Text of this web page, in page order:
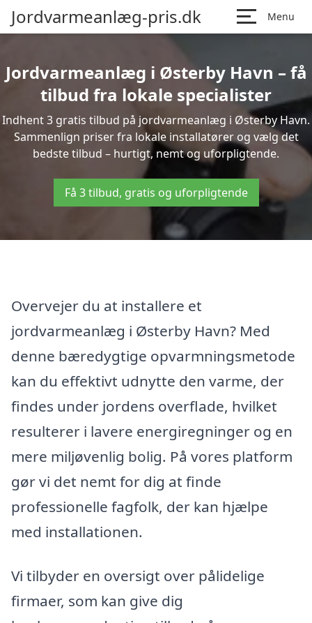
Jordvarmeanlæg-pris.dk Menu
Jordvarmeanlæg i Østerby Havn – få
tilbud fra lokale specialister
Indhent 3 gratis tilbud på jordvarmeanlæg i Østerby Havn.
Sammenlign priser fra lokale installatører og vælg det
bedste tilbud – hurtigt, nemt og uforpligtende.
Få 3 tilbud, gratis og uforpligtende
Overvejer du at installere et
jordvarmeanlæg i Østerby Havn? Med
denne bæredygtige opvarmningsmetode
kan du effektivt udnytte den varme, der
findes under jordens overflade, hvilket
resulterer i lavere energiregninger og en
mere miljøvenlig bolig. På vores platform
gør vi det nemt for dig at finde
professionelle fagfolk, der kan hjælpe
med installationen.
Vi tilbyder en oversigt over pålidelige
firmaer, som kan give dig